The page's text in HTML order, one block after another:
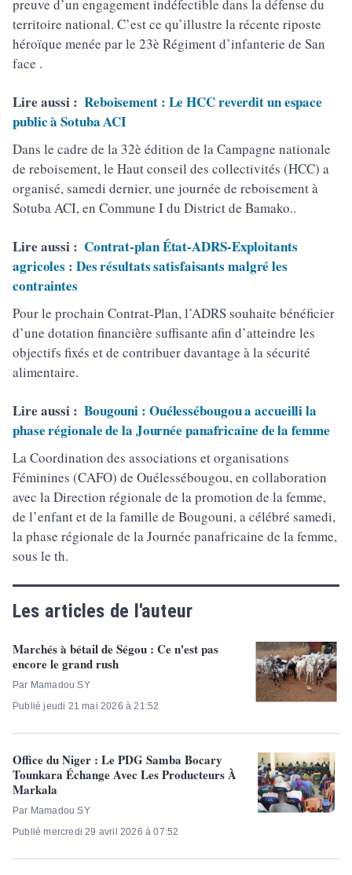
preuve d’un engagement indéfectible dans la défense du
territoire national. C’est ce qu’illustre la récente riposte
héroïque menée par le 23è Régiment d’infanterie de San
face .
Lire aussi : Reboisement : Le HCC reverdit un espace
public à Sotuba ACI
Dans le cadre de la 32è édition de la Campagne nationale
de reboisement, le Haut conseil des collectivités (HCC) a
organisé, samedi dernier, une journée de reboisement à
Sotuba ACI, en Commune I du District de Bamako..
Lire aussi : Contrat-plan État-ADRS-Exploitants
agricoles : Des résultats satisfaisants malgré les
contraintes
Pour le prochain Contrat-Plan, l’ADRS souhaite bénéficier
d’une dotation financière suffisante afin d’atteindre les
objectifs fixés et de contribuer davantage à la sécurité
alimentaire.
Lire aussi : Bougouni : Ouélessébougou a accueilli la
phase régionale de la Journée panafricaine de la femme
La Coordination des associations et organisations
Féminines (CAFO) de Ouélessébougou, en collaboration
avec la Direction régionale de la promotion de la femme,
de l’enfant et de la famille de Bougouni, a célébré samedi,
la phase régionale de la Journée panafricaine de la femme,
sous le th.
Les articles de l'auteur
Marchés à bétail de Ségou : Ce n'est pas
encore le grand rush
Par Mamadou SY
Publié jeudi 21 mai 2026 à 21:52
Office du Niger : Le PDG Samba Bocary
Tounkara Échange Avec Les Producteurs À
Markala
Par Mamadou SY
Publié mercredi 29 avril 2026 à 07:52